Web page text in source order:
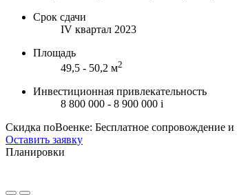
Срок сдачи
IV квартал 2023
Площадь
49,5 - 50,2 м2
Инвестиционная привлекательность
8 800 000 - 8 900 000 i
Скидка поВоенке: Бесплатное сопровождение и
Оставить заявку
Планировки